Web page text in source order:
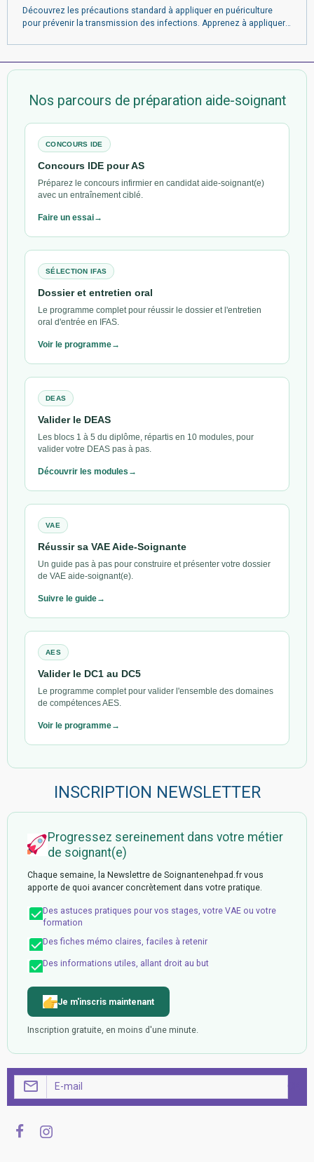
Découvrez les précautions standard à appliquer en puériculture
pour prévenir la transmission des infections. Apprenez à appliquer
Nos parcours de préparation aide-soignant
CONCOURS IDE
Concours IDE pour AS
Préparez le concours infirmier en candidat aide-soignant(e)
avec un entraînement ciblé.
Faire un essai
SÉLECTION IFAS
Dossier et entretien oral
Le programme complet pour réussir le dossier et l'entretien
oral d'entrée en IFAS.
Voir le programme
DEAS
Valider le DEAS
Les blocs 1 à 5 du diplôme, répartis en 10 modules, pour
valider votre DEAS pas à pas.
Découvrir les modules
VAE
Réussir sa VAE Aide-Soignante
Un guide pas à pas pour construire et présenter votre dossier
de VAE aide-soignant(e).
Suivre le guide
AES
Valider le DC1 au DC5
Le programme complet pour valider l'ensemble des domaines
de compétences AES.
Voir le programme
INSCRIPTION NEWSLETTER
Progressez sereinement dans votre métier
de soignant(e)
Chaque semaine, la Newslettre de Soignantenehpad.fr vous
apporte de quoi avancer concrètement dans votre pratique.
Des astuces pratiques pour vos stages, votre VAE ou votre
formation
Des fiches mémo claires, faciles à retenir
Des informations utiles, allant droit au but
Je m'inscris maintenant
Inscription gratuite, en moins d'une minute.
OK